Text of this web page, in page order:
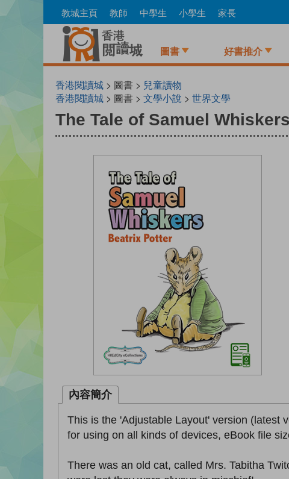
to
教城主頁 教師 中學生 小學生 家長
圖書 好書推介
香港閱讀城 > 圖書 > 兒童讀物
香港閱讀城 > 圖書 > 文學小說 > 世界文學
The Tale of Samuel Whiskers
內容簡介
This is the 'Adjustable Layout' version (latest
for using on all kinds of devices, eBook file
There was an old cat, called Mrs. Tabitha